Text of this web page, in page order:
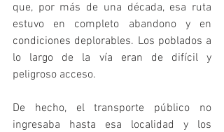
que, por más de una década, esa ruta
estuvo en completo abandono y en
condiciones deplorables. Los poblados a
lo largo de la vía eran de difícil y
peligroso acceso.
De hecho, el transporte público no
ingresaba hasta esa localidad y los